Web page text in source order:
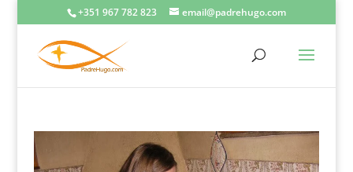
+351 967 782 823 email@padrehugo.com